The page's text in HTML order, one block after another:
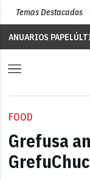
Temas Destacados
ANUARIOS PAPEL
FOOD
Grefusa